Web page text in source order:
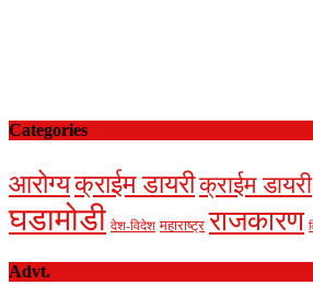
Categories
आरोग्यक्राईम डायरीक्राईम डायरी
घडामोडी देश-विदेश महाराष्ट्र राजकारण
Advt.